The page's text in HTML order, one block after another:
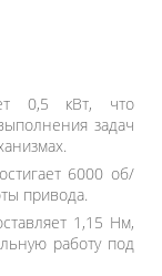
0,5 кВт, что
задач
6000 об/
привода.
1,15 Нм,
работу под